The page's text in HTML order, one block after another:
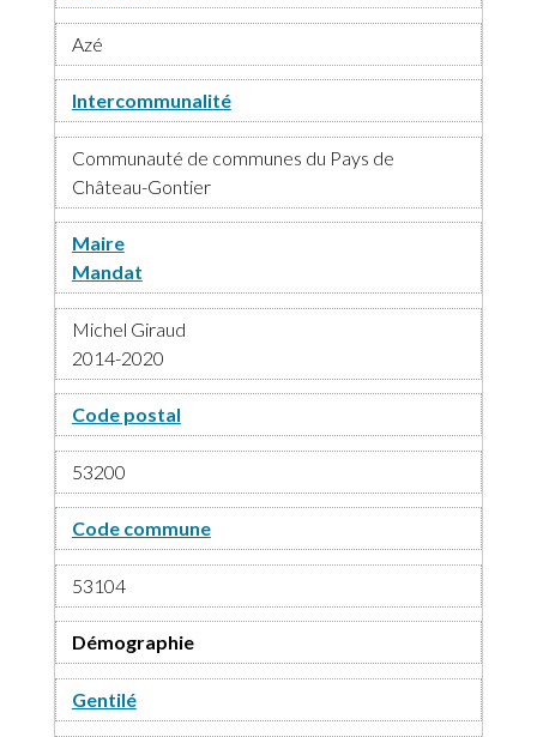
Azé
Intercommunalité
Communauté de communes du Pays de
Château-Gontier
Maire
Mandat
Michel Giraud
2014-2020
Code postal
53200
Code commune
53104
Démographie
Gentilé